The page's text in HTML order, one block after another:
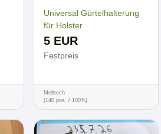
Universal Gürtelhalterung
für Holster
5 EUR
Festpreis
Melttech
(140 pos. / 100%)